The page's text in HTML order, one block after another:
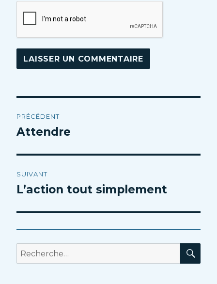
de
PRÉCÉDENT
Article
Attendre
SUIVANT
Article
L’action tout simplement
Recherche
pour